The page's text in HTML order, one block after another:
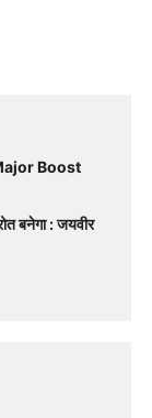
Boost
बनेगा : जयवीर